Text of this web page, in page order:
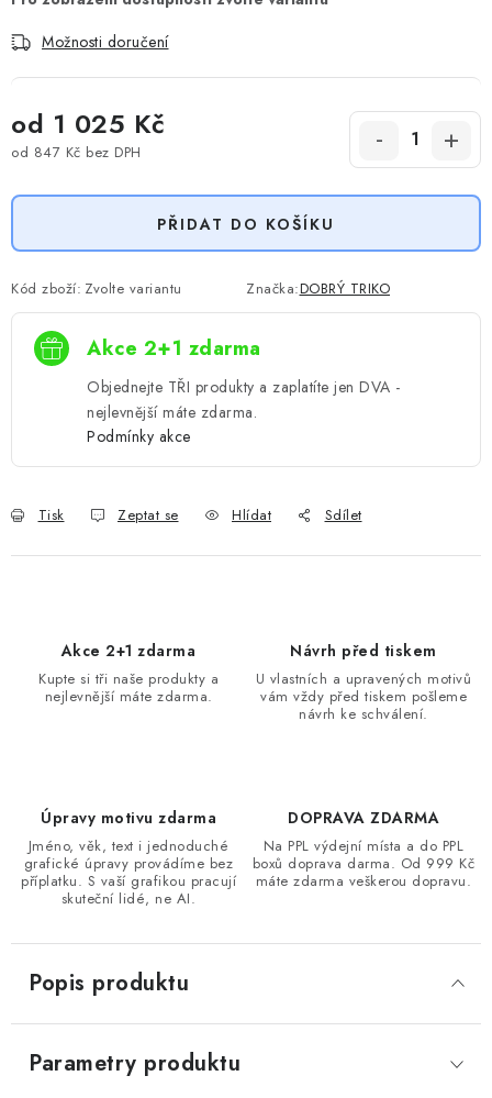
Možnosti doručení
od 1 025 Kč
od 847 Kč bez DPH
PŘIDAT DO KOŠÍKU
Kód zboží: Zvolte variantu Značka:DOBRÝ TRIKO
Akce 2+1 zdarma
Objednejte TŘI produkty a zaplatíte jen DVA -
nejlevnější máte zdarma.
Podmínky akce
Tisk Zeptat se Hlídat Sdílet
Akce 2+1 zdarma
Kupte si tři naše produkty a
nejlevnější máte zdarma.
Návrh před tiskem
U vlastních a upravených motivů
vám vždy před tiskem pošleme
návrh ke schválení.
Úpravy motivu zdarma
Jméno, věk, text i jednoduché
grafické úpravy provádíme bez
příplatku. S vaší grafikou pracují
skuteční lidé, ne AI.
DOPRAVA ZDARMA
Na PPL výdejní místa a do PPL
boxů doprava darma. Od 999 Kč
máte zdarma veškerou dopravu.
Popis produktu
Parametry produktu